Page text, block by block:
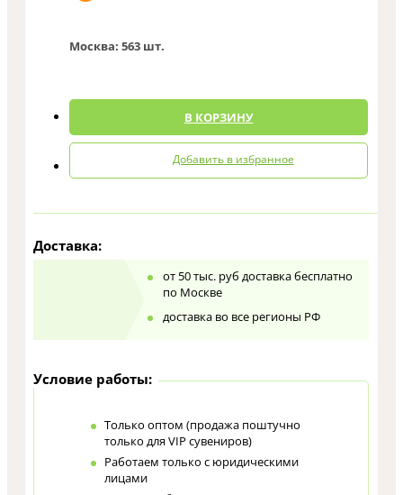
Москва: 563 шт.
В КОРЗИНУ
Добавить в избранное
Доставка:
от 50 тыс. руб доставка бесплатно
по Москве
доставка во все регионы РФ
Условие работы:
Только оптом (продажа поштучно
только для VIP сувениров)
Работаем только с юридическими
лицами